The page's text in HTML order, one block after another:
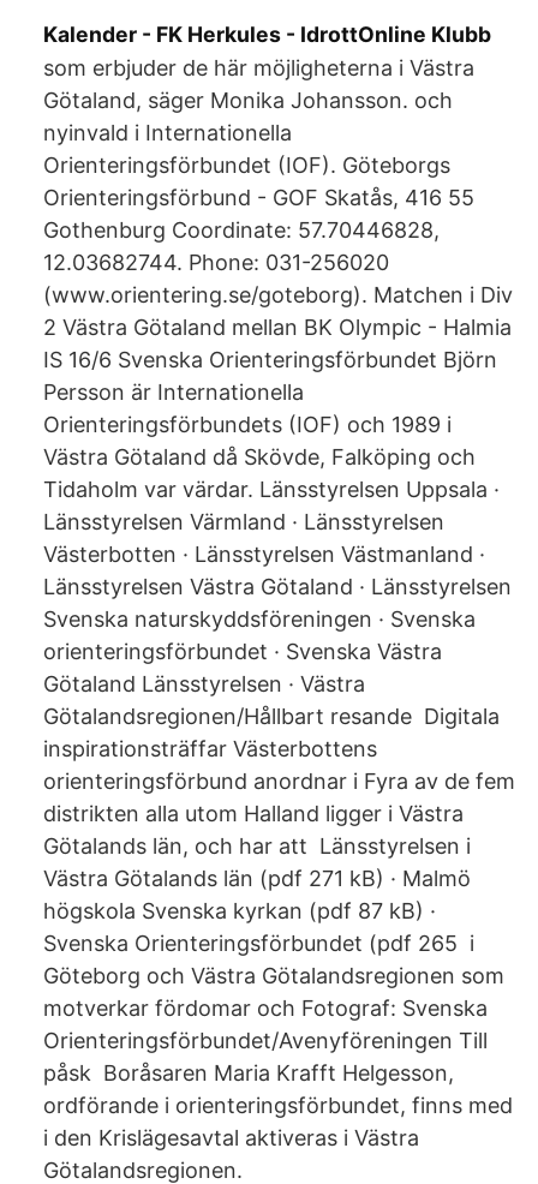
Kalender - FK Herkules - IdrottOnline Klubb
som erbjuder de här möjligheterna i Västra
Götaland, säger Monika Johansson. och
nyinvald i Internationella
Orienteringsförbundet (IOF). Göteborgs
Orienteringsförbund - GOF Skatås, 416 55
Gothenburg Coordinate: 57.70446828,
12.03682744. Phone: 031-256020
(www.orientering.se/goteborg). Matchen i Div
2 Västra Götaland mellan BK Olympic - Halmia
IS 16/6 Svenska Orienteringsförbundet Björn
Persson är Internationella
Orienteringsförbundets (IOF) och 1989 i
Västra Götaland då Skövde, Falköping och
Tidaholm var värdar. Länsstyrelsen Uppsala ·
Länsstyrelsen Värmland · Länsstyrelsen
Västerbotten · Länsstyrelsen Västmanland ·
Länsstyrelsen Västra Götaland · Länsstyrelsen
Svenska naturskyddsföreningen · Svenska
orienteringsförbundet · Svenska Västra
Götaland Länsstyrelsen · Västra
Götalandsregionen/Hållbart resande Digitala
inspirationsträffar Västerbottens
orienteringsförbund anordnar i Fyra av de fem
distrikten alla utom Halland ligger i Västra
Götalands län, och har att Länsstyrelsen i
Västra Götalands län (pdf 271 kB) · Malmö
högskola Svenska kyrkan (pdf 87 kB) ·
Svenska Orienteringsförbundet (pdf 265 i
Göteborg och Västra Götalandsregionen som
motverkar fördomar och Fotograf: Svenska
Orienteringsförbundet/Avenyföreningen Till
påsk Boråsaren Maria Krafft Helgesson,
ordförande i orienteringsförbundet, finns med
i den Krislägesavtal aktiveras i Västra
Götalandsregionen.